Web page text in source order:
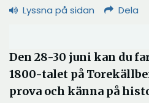
Lyssna på sidan Dela
Den 28-30 juni kan du
1800-talet på
prova och känna på